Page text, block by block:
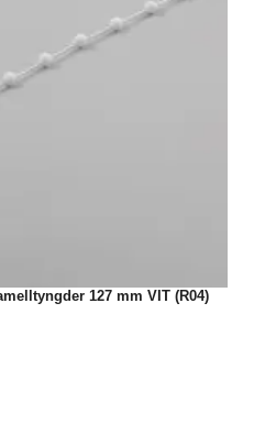
127 mm VIT (R04)